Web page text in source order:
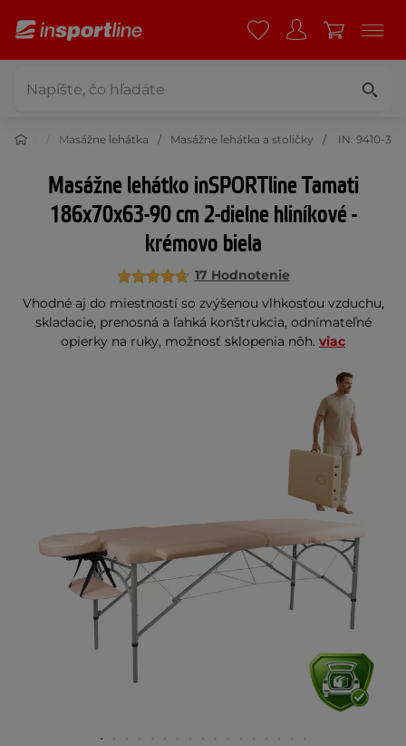
krása Masážne lehátka Masážne lehátka a stoličky IN: 9410-3
Masážne lehátko inSPORTline Tamati
186x70x63-90 cm 2-dielne hliníkové -
krémovo biela
17 Hodnotenie
Vhodné aj do miestností so zvýšenou vlhkosťou vzduchu,
skladacie, prenosná a ľahká konštrukcia, odnímateľné
opierky na ruky, možnosť sklopenia nôh. viac